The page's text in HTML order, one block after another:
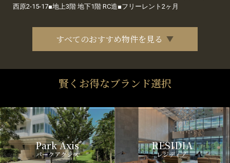
西原2-15-17■地上3階 地下1階 RC造■フリーレント2ヶ月
すべてのおすすめ物件を見る
賢くお得なブランド選択
Park Axis
パークアクシス
RESIDIA
レジディア